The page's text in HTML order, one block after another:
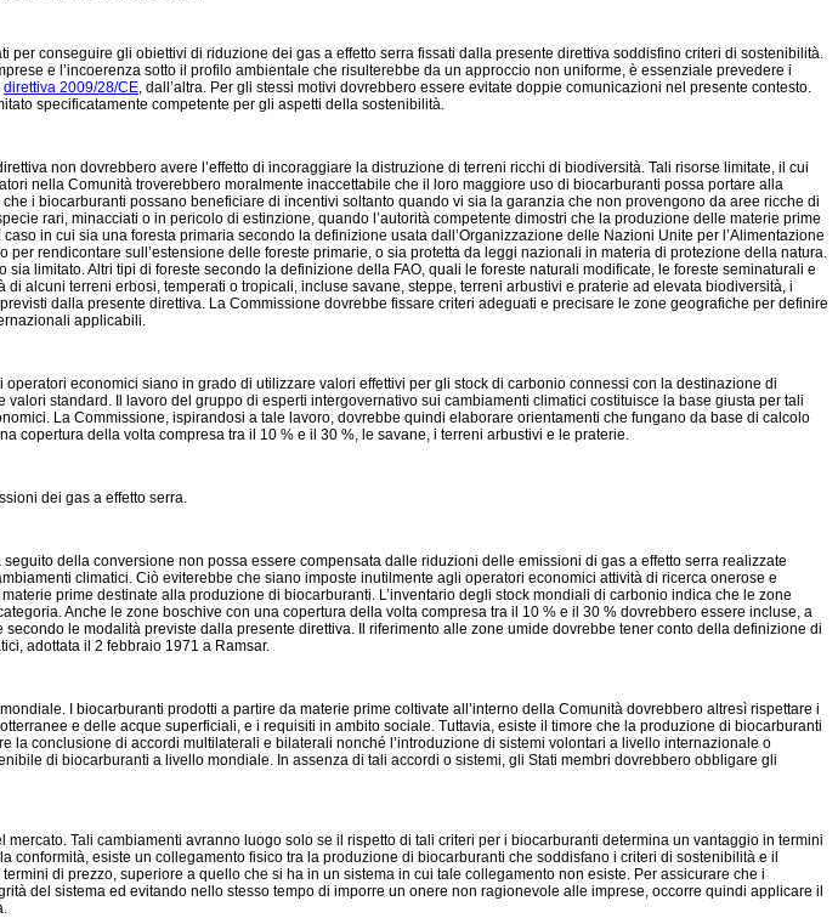
conseguire gli obiettivi di riduzione dei gas a effetto serra fissati dalla presente direttiva soddisfino criteri di sostenibilità.
e l’incoerenza sotto il profilo ambientale che risulterebbe da un approccio non uniforme, è essenziale prevedere i
direttiva 2009/28/CE, dall’altra. Per gli stessi motivi dovrebbero essere evitate doppie comunicazioni nel presente contesto.
specificatamente competente per gli aspetti della sostenibilità.
non dovrebbero avere l’effetto di incoraggiare la distruzione di terreni ricchi di biodiversità. Tali risorse limitate, il cui
nella Comunità troverebbero moralmente inaccettabile che il loro maggiore uso di biocarburanti possa portare alla
i biocarburanti possano beneficiare di incentivi soltanto quando vi sia la garanzia che non provengono da aree ricche di
rari, minacciati o in pericolo di estinzione, quando l’autorità competente dimostri che la produzione delle materie prime
in cui sia una foresta primaria secondo la definizione usata dall’Organizzazione delle Nazioni Unite per l’Alimentazione
rendicontare sull’estensione delle foreste primarie, o sia protetta da leggi nazionali in materia di protezione della natura.
limitato. Altri tipi di foreste secondo la definizione della FAO, quali le foreste naturali modificate, le foreste seminaturali e
alcuni terreni erbosi, temperati o tropicali, incluse savane, steppe, terreni arbustivi e praterie ad elevata biodiversità, i
dalla presente direttiva. La Commissione dovrebbe fissare criteri adeguati e precisare le zone geografiche per definire
applicabili.
economici siano in grado di utilizzare valori effettivi per gli stock di carbonio connessi con la destinazione di
standard. Il lavoro del gruppo di esperti intergovernativo sui cambiamenti climatici costituisce la base giusta per tali
La Commissione, ispirandosi a tale lavoro, dovrebbe quindi elaborare orientamenti che fungano da base di calcolo
copertura della volta compresa tra il 10 % e il 30 %, le savane, i terreni arbustivi e le praterie.
dei gas a effetto serra.
della conversione non possa essere compensata dalle riduzioni delle emissioni di gas a effetto serra realizzate
climatici. Ciò eviterebbe che siano imposte inutilmente agli operatori economici attività di ricerca onerose e
prime destinate alla produzione di biocarburanti. L’inventario degli stock mondiali di carbonio indica che le zone
Anche le zone boschive con una copertura della volta compresa tra il 10 % e il 30 % dovrebbero essere incluse, a
le modalità previste dalla presente direttiva. Il riferimento alle zone umide dovrebbe tener conto della definizione di
adottata il 2 febbraio 1971 a Ramsar.
I biocarburanti prodotti a partire da materie prime coltivate all’interno della Comunità dovrebbero altresì rispettare i
e delle acque superficiali, e i requisiti in ambito sociale. Tuttavia, esiste il timore che la produzione di biocarburanti
conclusione di accordi multilaterali e bilaterali nonché l’introduzione di sistemi volontari a livello internazionale o
di biocarburanti a livello mondiale. In assenza di tali accordi o sistemi, gli Stati membri dovrebbero obbligare gli
Tali cambiamenti avranno luogo solo se il rispetto di tali criteri per i biocarburanti determina un vantaggio in termini
esiste un collegamento fisico tra la produzione di biocarburanti che soddisfano i criteri di sostenibilità e il
di prezzo, superiore a quello che si ha in un sistema in cui tale collegamento non esiste. Per assicurare che i
del sistema ed evitando nello stesso tempo di imporre un onere non ragionevole alle imprese, occorre quindi applicare il